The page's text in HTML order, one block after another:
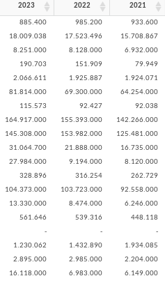
885.400 985.200 933.600
18.009.038 17.523.496 15.708.867
8.251.000 8.128.000 6.932.000
190.703 151.909 79.949
2.066.611 1.925.887 1.924.071
81.814.000 69.300.000 64.254.000
115.573 92.427 92.038
164.917.000 155.393.000 142.266.000
145.308.000 153.982.000 125.481.000
31.064.700 21.888.000 16.735.000
27.984.000 9.194.000 8.120.000
328.896 316.254 262.729
104.373.000 103.723.000 92.558.000
13.330.000 8.474.000 6.246.000
561.646 539.316 448.118
- - -
1.230.062 1.432.890 1.934.085
2.895.000 2.985.000 2.204.000
16.118.000 6.983.000 6.149.000
2023 2022 2021